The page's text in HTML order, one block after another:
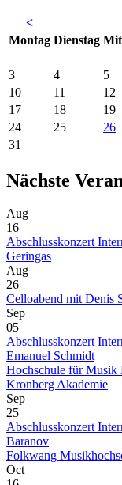
<
Montag Dienstag Mi
3
4 5
10
11 12
17
18 19
24
25 26
31
Nächste
Aug
16
Abschlusskonzert
Geringas
Aug
26
Celloabend mit Denis
Sep
05
Abschlusskonzert
Emanuel Schmidt
Hochschule für Musik
Kronberg Akademie
Sep
25
Abschlusskonzert
Baranov
Folkwang
Oct